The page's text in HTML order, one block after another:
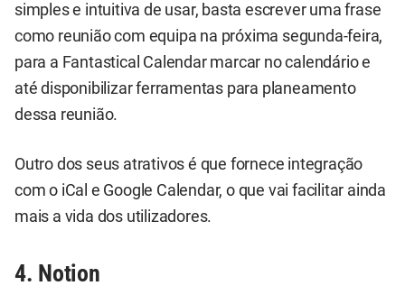
simples e intuitiva de usar, basta escrever uma frase
como reunião com equipa na próxima segunda-feira,
para a Fantastical Calendar marcar no calendário e
até disponibilizar ferramentas para planeamento
dessa reunião.
Outro dos seus atrativos é que fornece integração
com o iCal e Google Calendar, o que vai facilitar ainda
mais a vida dos utilizadores.
4. Notion